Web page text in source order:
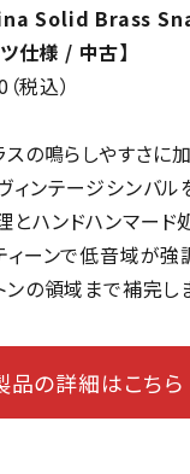
Solid Brass
仕様 / 中古】
税込）
の鳴らしやすさに
ィンテージシンバ
とハンドハンマー
ィーンで低音域が
ンの領域まで補完し
品の詳細はこちら